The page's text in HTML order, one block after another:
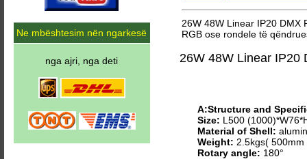
26W 48W Linear IP20 DMX
RGB ose rondele të
26W 48W Linear IP20
A:Structure and
Size: L500
Material of Shell:
Weight: 2.5kgs(
Rotary angle: 180°
Ne mbështesim nën ngarkesë
nga ajri, nga deti